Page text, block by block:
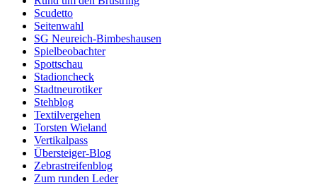
Scudetto
Seitenwahl
SG Neureich-Bimbeshausen
Spielbeobachter
Spottschau
Stadioncheck
Stadtneurotiker
Stehblog
Textilvergehen
Torsten Wieland
Vertikalpass
Übersteiger-Blog
Zebrastreifenblog
Zum runden Leder